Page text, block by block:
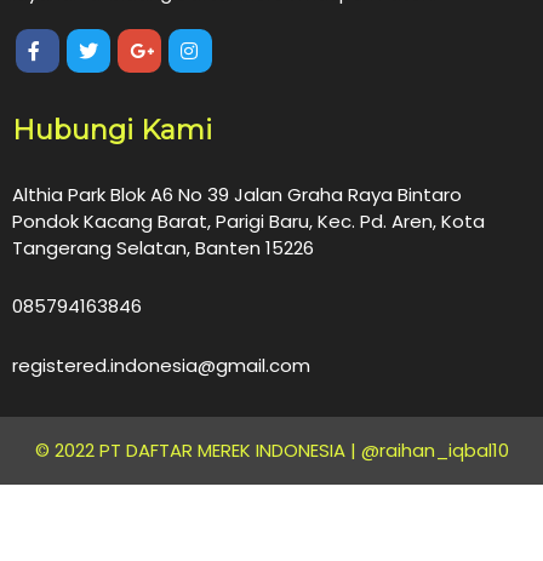
Hubungi Kami
Althia Park Blok A6 No 39 Jalan Graha Raya Bintaro
Pondok Kacang Barat, Parigi Baru, Kec. Pd. Aren, Kota
Tangerang Selatan, Banten 15226
085794163846
registered.indonesia@gmail.com
© 2022 PT DAFTAR MEREK INDONESIA | @raihan_iqbal10